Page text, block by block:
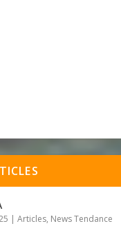
|Articles, News Tendance